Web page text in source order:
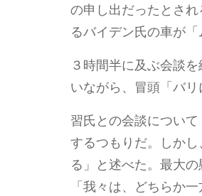
の申し出だったとさ
るバイデン氏の車が
３時間半に及ぶ会談
いながら、冒頭「バ
習氏との会談につい
するつもりだ。しか
る」と述べた。最大
「我々は、どちらか